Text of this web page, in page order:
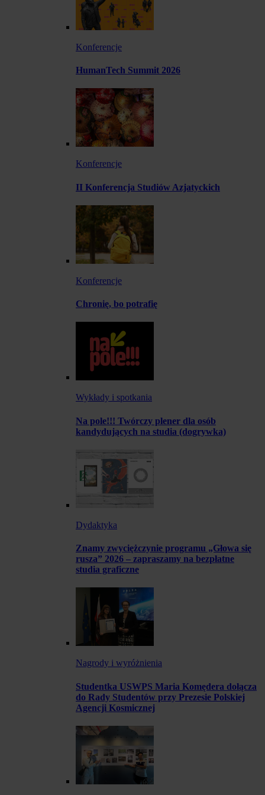
Konferencje
HumanTech Summit 2026
Konferencje
II Konferencja Studiów Azjatyckich
Konferencje
Chronię, bo potrafię
Wykłady i spotkania
Na pole!!! Twórczy plener dla osób
kandydujących na studia (dogrywka)
Dydaktyka
Znamy zwyciężczynie programu „Głowa się
rusza” 2026 – zapraszamy na bezpłatne
studia graficzne
Nagrody i wyróżnienia
Studentka USWPS Maria Komędera dołącza
do Rady Studentów przy Prezesie Polskiej
Agencji Kosmicznej